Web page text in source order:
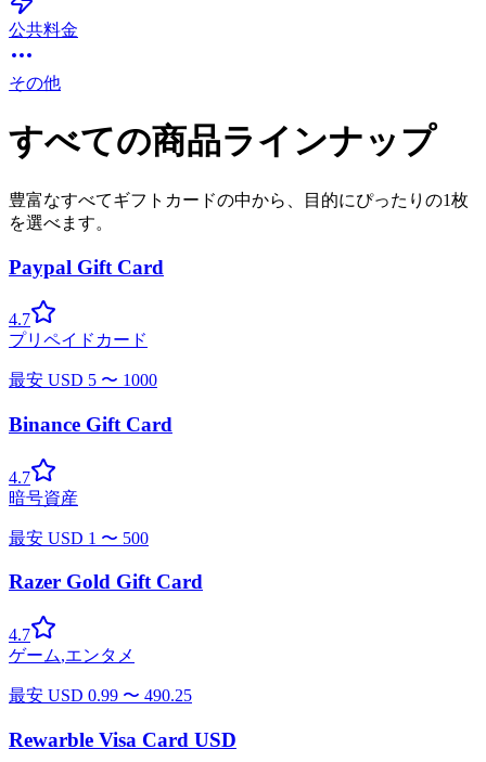
公共料金
その他
すべての商品ラインナップ
豊富なすべてギフトカードの中から、目的にぴったりの1枚
を選べます。
Paypal Gift Card
4.7
プリペイドカード
最安 USD 5 〜 1000
Binance Gift Card
4.7
暗号資産
最安 USD 1 〜 500
Razer Gold Gift Card
4.7
ゲーム,エンタメ
最安 USD 0.99 〜 490.25
Rewarble Visa Card USD